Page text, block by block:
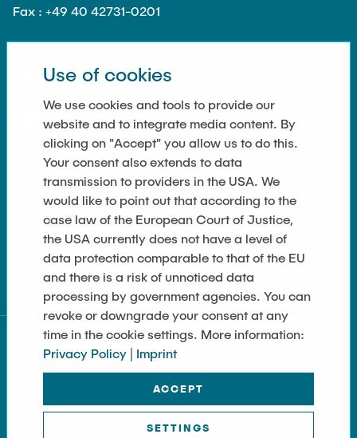
Frederik Vollmer
Nico Weiß
Guest scientists
Anand Dubey
Kevin Erkelenz
Johanna Gleichauf
Thomas Jaschke
Nadja Lamann
Hui Lu
Prof. Dr.-Ing Fabian Lurz
Lukas Reinhold
Stanislav Samis
Sebastian Schaffenroth
Anton Sieganschin
Fax : +49 40 42731-0201
SOCIAL MEDIA
Privacy Policy
Imprint
Use of cookies
We use cookies and tools to provide our
website and to integrate media content. By
clicking on "Accept" you allow us to do this.
Your consent also extends to data
transmission to providers in the USA. We
would like to point out that according to the
case law of the European Court of Justice,
the USA currently does not have a level of
data protection comparable to that of the EU
and there is a risk of unnoticed data
processing by government agencies. You can
revoke or downgrade your consent at any
time in the cookie settings. More information:
Privacy Policy | Imprint
ACCEPT
SETTINGS